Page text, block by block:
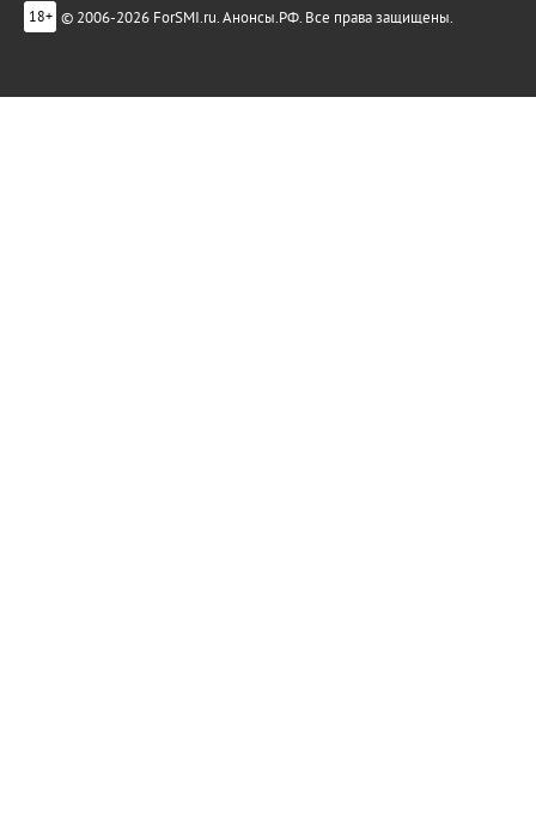
18+ © 2006-2026 ForSMI.ru. Анонсы.РФ. Все права защищены.